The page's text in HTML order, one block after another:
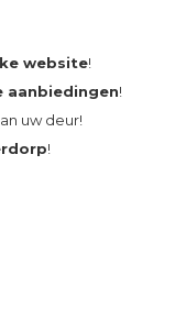
website!
aanbiedingen!
uw deur!
!